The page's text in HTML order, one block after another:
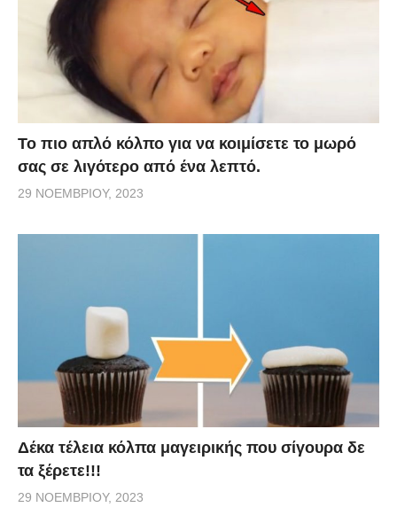
Το πιο απλό κόλπο για να κοιμίσετε το μωρό
σας σε λιγότερο από ένα λεπτό.
29 ΝΟΕΜΒΡΊΟΥ, 2023
Δέκα τέλεια κόλπα μαγειρικής που σίγουρα δε
τα ξέρετε!!!
29 ΝΟΕΜΒΡΊΟΥ, 2023